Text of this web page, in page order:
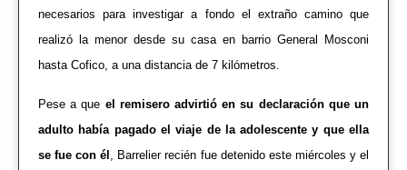
necesarios para investigar a fondo el extraño camino que
realizó la menor desde su casa en barrio General Mosconi
hasta Cofico, a una distancia de 7 kilómetros.
Pese a que el remisero advirtió en su declaración que un
adulto había pagado el viaje de la adolescente y que ella
se fue con él
, Barrelier recién fue detenido este miércoles y el